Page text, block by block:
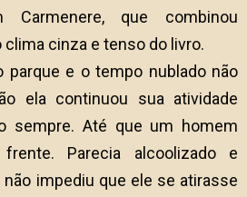
que combinou
cinza e tenso do livro.
parque e o tempo nublado não
ela continuou sua atividade
sempre. Até que um homem
Parecia alcoolizado e
impediu que ele se atirasse